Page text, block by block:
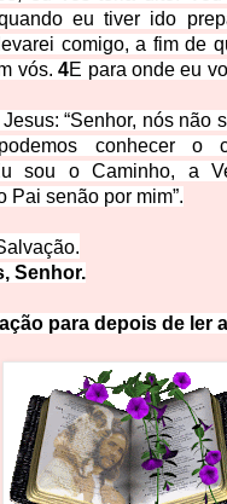
eu tiver ido
comigo, a fim de
vós.4E para onde eu
“Senhor, nós não
conhecer o
sou o Caminho, a
Pai senão por mim”.
Sen hor.
para depois de ler